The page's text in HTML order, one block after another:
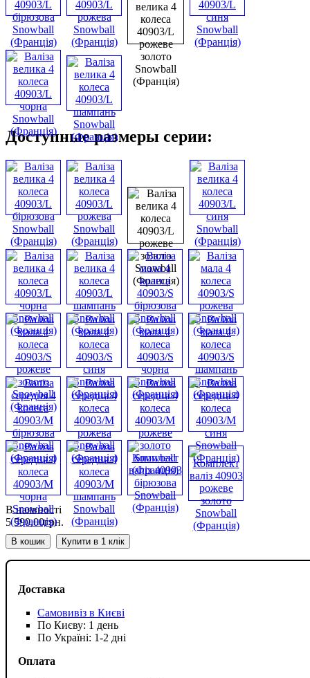
Доставка
Самовивіз в Києві
По Києву: 1 день
По Україні: 1-2 дні
Оплата
Доступные размеры серии:
В наявності
5 590,00грн.
В кошик Купити в 1 клік